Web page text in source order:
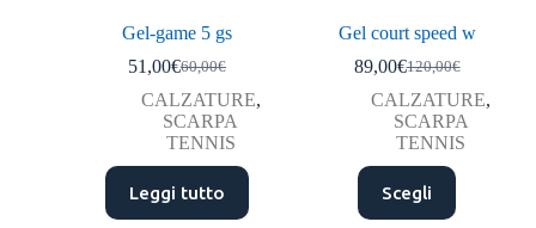
Gel-game 5 gs
60,00€
51,00€
CALZATURE,
SCARPA
TENNIS
Leggi tutto
Gel court speed w
120,00€
89,00€
CALZATURE,
SCARPA
TENNIS
Scegli